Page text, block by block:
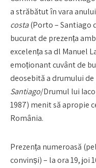
a străbătut în vara
costa(Porto – Santiago
bucurat de prezența
excelența sa dl Manuel
emoționant cuvânt de
deosebită a drumului
Santiago/Drumul lui
1987) menit să apropie
România.
Prezența numeroasă
convinși) – la ora 19, joi